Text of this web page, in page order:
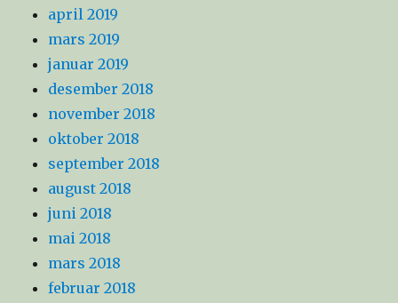
april 2019
mars 2019
januar 2019
desember 2018
november 2018
oktober 2018
september 2018
august 2018
juni 2018
mai 2018
mars 2018
februar 2018